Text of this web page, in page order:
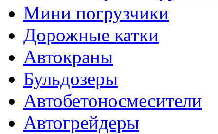
Мини погрузчики
Дорожные катки
Автокраны
Бульдозеры
Автобетоносмесители
Автогрейдеры